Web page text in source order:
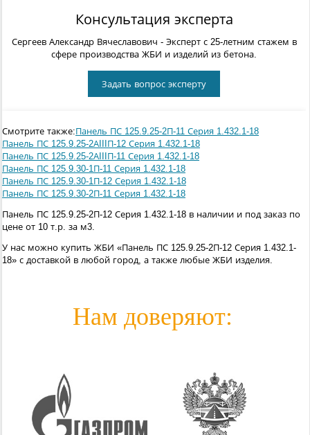
Консультация эксперта
Сергеев Александр Вячеславович - Эксперт с 25-летним стажем в
сфере производства ЖБИ и изделий из бетона.
Задать вопрос эксперту
Смотрите также:Панель ПС 125.9.25-2П-11 Серия 1.432.1-18
Панель ПС 125.9.25-2АIIIП-12 Серия 1.432.1-18
Панель ПС 125.9.25-2АIIIП-11 Серия 1.432.1-18
Панель ПС 125.9.30-1П-11 Серия 1.432.1-18
Панель ПС 125.9.30-1П-12 Серия 1.432.1-18
Панель ПС 125.9.30-2П-11 Серия 1.432.1-18
Панель ПС 125.9.25-2П-12 Серия 1.432.1-18 в наличии и под заказ по
цене от 10 т.р. за м3.
У нас можно купить ЖБИ «Панель ПС 125.9.25-2П-12 Серия 1.432.1-
18» с доставкой в любой город, а также любые ЖБИ изделия.
Нам доверяют: